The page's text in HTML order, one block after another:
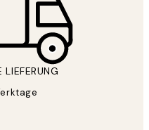
LIEFERUNG